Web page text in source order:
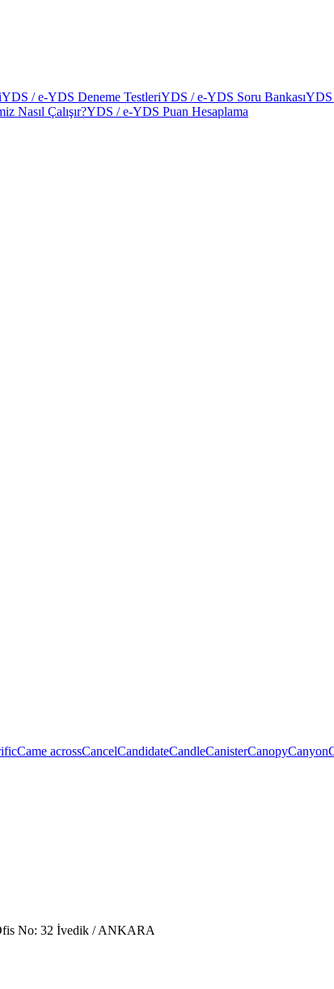
YDS / e-YDS Deneme TestleriYDS / e-YDS Soru BankasıYDS
Nasıl Çalışır?YDS / e-YDS Puan Hesaplama
Came acrossCancelCandidateCandleCanisterCanopyCanyon
No: 32 İvedik / ANKARA